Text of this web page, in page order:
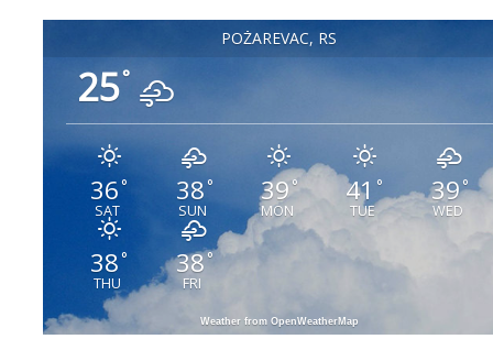
POŽAREVAC, RS
25°
36°
SAT
38 °
SUN
39°
MON
41 °
TUE
39°
WED
38°
THU
38°
FRI
Weather from OpenWeatherMap